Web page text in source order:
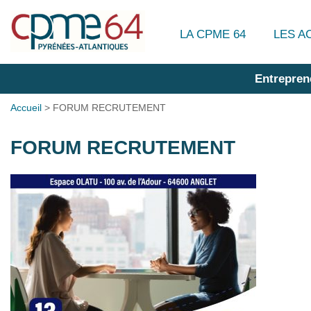
LA CPME 64 LES
Accueil > FORUM RECRUTEMENT
FORUM RECRUTEMENT